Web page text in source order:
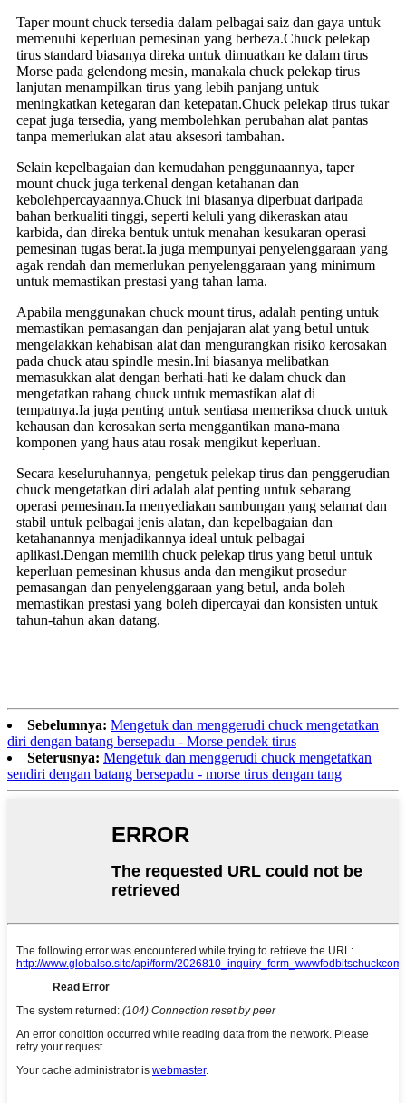
Taper mount chuck tersedia dalam pelbagai saiz dan gaya untuk
memenuhi keperluan pemesinan yang berbeza.Chuck pelekap
tirus standard biasanya direka untuk dimuatkan ke dalam tirus
Morse pada gelendong mesin, manakala chuck pelekap tirus
lanjutan menampilkan tirus yang lebih panjang untuk
meningkatkan ketegaran dan ketepatan.Chuck pelekap tirus tukar
cepat juga tersedia, yang membolehkan perubahan alat pantas
tanpa memerlukan alat atau aksesori tambahan.
Selain kepelbagaian dan kemudahan penggunaannya, taper
mount chuck juga terkenal dengan ketahanan dan
kebolehpercayaannya.Chuck ini biasanya diperbuat daripada
bahan berkualiti tinggi, seperti keluli yang dikeraskan atau
karbida, dan direka bentuk untuk menahan kesukaran operasi
pemesinan tugas berat.Ia juga mempunyai penyelenggaraan yang
agak rendah dan memerlukan penyelenggaraan yang minimum
untuk memastikan prestasi yang tahan lama.
Apabila menggunakan chuck mount tirus, adalah penting untuk
memastikan pemasangan dan penjajaran alat yang betul untuk
mengelakkan kehabisan alat dan mengurangkan risiko kerosakan
pada chuck atau spindle mesin.Ini biasanya melibatkan
memasukkan alat dengan berhati-hati ke dalam chuck dan
mengetatkan rahang chuck untuk memastikan alat di
tempatnya.Ia juga penting untuk sentiasa memeriksa chuck untuk
kehausan dan kerosakan serta menggantikan mana-mana
komponen yang haus atau rosak mengikut keperluan.
Secara keseluruhannya, pengetuk pelekap tirus dan penggerudian
chuck mengetatkan diri adalah alat penting untuk sebarang
operasi pemesinan.Ia menyediakan sambungan yang selamat dan
stabil untuk pelbagai jenis alatan, dan kepelbagaian dan
ketahanannya menjadikannya ideal untuk pelbagai
aplikasi.Dengan memilih chuck pelekap tirus yang betul untuk
keperluan pemesinan khusus anda dan mengikut prosedur
pemasangan dan penyelenggaraan yang betul, anda boleh
memastikan prestasi yang boleh dipercayai dan konsisten untuk
tahun-tahun akan datang.
Sebelumnya: Mengetuk dan menggerudi chuck mengetatkan
diri dengan batang bersepadu - Morse pendek tirus
Seterusnya: Mengetuk dan menggerudi chuck mengetatkan
sendiri dengan batang bersepadu - morse tirus dengan tang